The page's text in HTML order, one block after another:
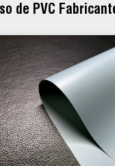
de PVC